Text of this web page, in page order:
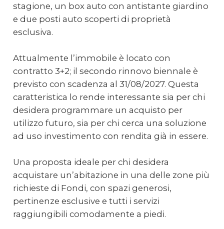
stagione, un box auto con antistante giardino
e due posti auto scoperti di proprietà
esclusiva.
Attualmente l’immobile è locato con
contratto 3+2; il secondo rinnovo biennale è
previsto con scadenza al 31/08/2027. Questa
caratteristica lo rende interessante sia per chi
desidera programmare un acquisto per
utilizzo futuro, sia per chi cerca una soluzione
ad uso investimento con rendita già in essere.
Una proposta ideale per chi desidera
acquistare un’abitazione in una delle zone più
richieste di Fondi, con spazi generosi,
pertinenze esclusive e tutti i servizi
raggiungibili comodamente a piedi.